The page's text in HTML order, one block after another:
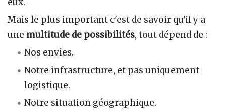
Mais le plus important c'est de savoir qu'il y a
une multitude de possibilités, tout dépend de :
Nos envies.
Notre infrastructure, et pas uniquement
logistique.
Notre situation géographique.